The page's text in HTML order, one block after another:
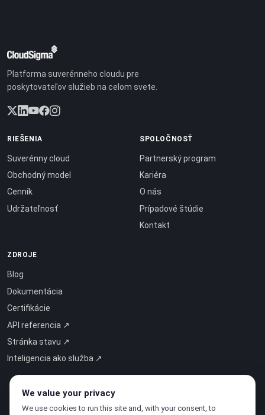
Platforma suverénneho cloudu pre
poskytovateľov služieb na celom svete.
RIEŠENIA
Suverénny cloud
Obchodný model
Cenník
Udržateľnosť
SPOLOČNOSŤ
Partnerský program
Kariéra
O nás
Prípadové štúdie
Kontakt
ZDROJE
Blog
Dokumentácia
Certifikácie
API referencia ↗
Stránka stavu ↗
Inteligencia ako služba ↗
We value your privacy
We use cookies to run this site and, with your consent, to